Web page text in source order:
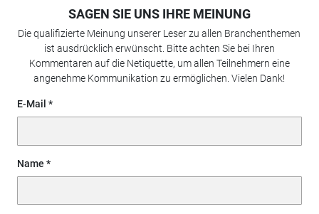
SAGEN SIE UNS IHRE MEINUNG
Die qualifizierte Meinung unserer Leser zu allen Branchenthemen
ist ausdrücklich erwünscht. Bitte achten Sie bei Ihren
Kommentaren auf die Netiquette, um allen Teilnehmern eine
angenehme Kommunikation zu ermöglichen. Vielen Dank!
E-Mail
Name